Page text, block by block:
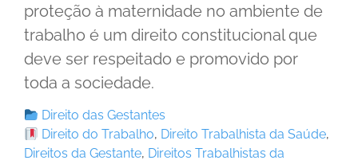
proteção à maternidade no ambiente de
trabalho é um direito constitucional que
deve ser respeitado e promovido por
toda a sociedade.
Direito das Gestantes
Direito do Trabalho, Direito Trabalhista da Saúde,
Direitos da Gestante, Direitos Trabalhistas da